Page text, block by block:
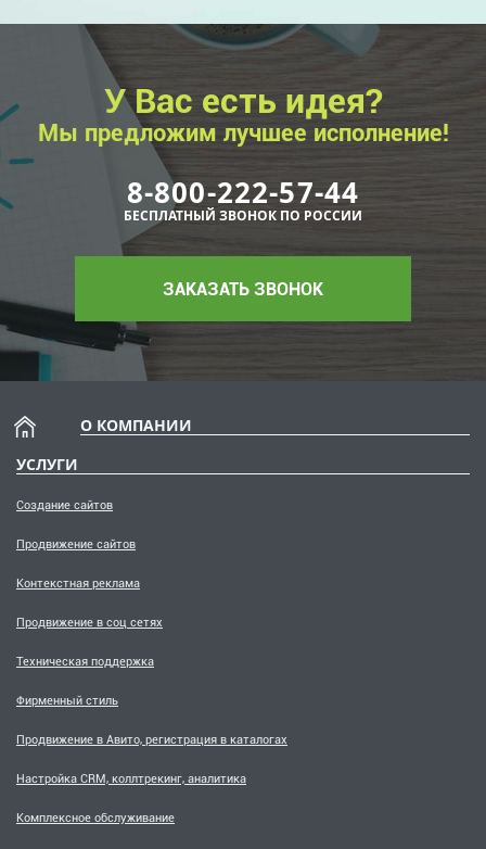
У Вас есть идея?
Мы предложим лучшее исполнение!
8-800-222-57-44
БЕСПЛАТНЫЙ ЗВОНОК ПО РОССИИ
ЗАКАЗАТЬ ЗВОНОК
О КОМПАНИИ
УСЛУГИ
Создание сайтов
Продвижение сайтов
Контекстная реклама
Продвижение в соц сетях
Техническая поддержка
Фирменный стиль
Продвижение в Авито, регистрация в каталогах
Настройка CRM, коллтрекинг, аналитика
Комплексное обслуживание